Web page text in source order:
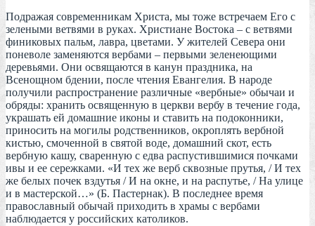
Подражая современникам Христа, мы тоже встречаем Его с
зелеными ветвями в руках. Христиане Востока – с ветвями
финиковых пальм, лавра, цветами. У жителей Севера они
поневоле заменяются вербами – первыми зеленеющими
деревьями. Они освящаются в канун праздника, на
Всенощном бдении, после чтения Евангелия. В народе
получили распространение различные «вербные» обычаи и
обряды: хранить освященную в церкви вербу в течение года,
украшать ей домашние иконы и ставить на подоконники,
приносить на могилы родственников, окроплять вербной
кистью, смоченной в святой воде, домашний скот, есть
вербную кашу, сваренную с едва распустившимися почками
ивы и ее сережками. «И тех же верб сквозные прутья, / И тех
же белых почек вздутья / И на окне, и на распутье, / На улице
и в мастерской…» (Б. Пастернак). В последнее время
православный обычай приходить в храмы с вербами
наблюдается у российских католиков.